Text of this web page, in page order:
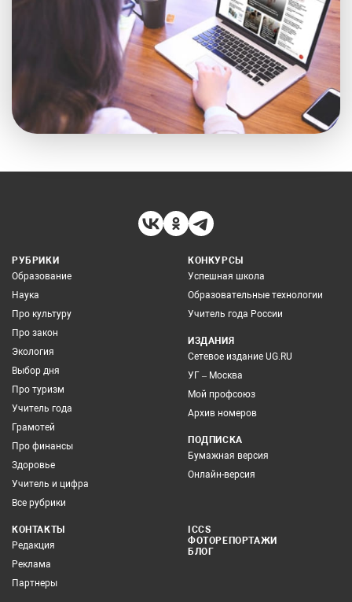
РУБРИКИ
Образование
Наука
Про культуру
Про закон
Экология
Выбор дня
Про туризм
Учитель года
Грамотей
Про финансы
Здоровье
Учитель и цифра
Все рубрики
КОНКУРСЫ
Успешная школа
Образовательные технологии
Учитель года России
ИЗДАНИЯ
Сетевое издание UG.RU
УГ – Москва
Мой профсоюз
Архив номеров
ПОДПИСКА
Бумажная версия
Онлайн-версия
КОНТАКТЫ
Редакция
Реклама
Партнеры
ICCS
ФОТОРЕПОРТАЖИ
БЛОГ